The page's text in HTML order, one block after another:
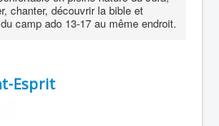
chanter, découvrir la bible et
camp ado 13-17 au même endroit.
Esprit